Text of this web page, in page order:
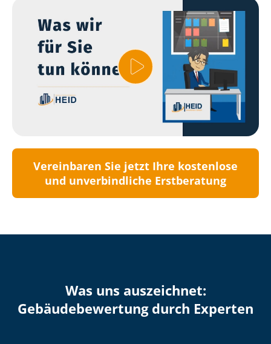
Vereinbaren Sie jetzt Ihre kostenlose
und unverbindliche Erstberatung
Was uns auszeichnet:
Ge­bäu­de­be­wer­tung durch Experten